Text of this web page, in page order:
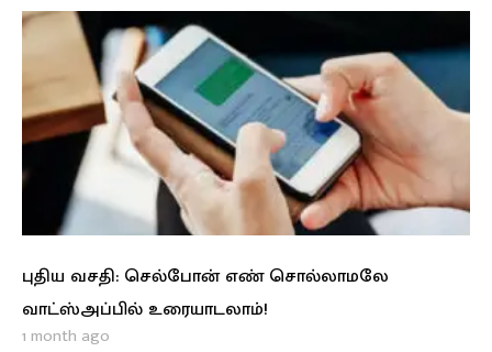
புதிய வசதி: செல்போன் எண் சொல்லாமலே
வாட்ஸ்அப்பில் உரையாடலாம்!
1 month ago